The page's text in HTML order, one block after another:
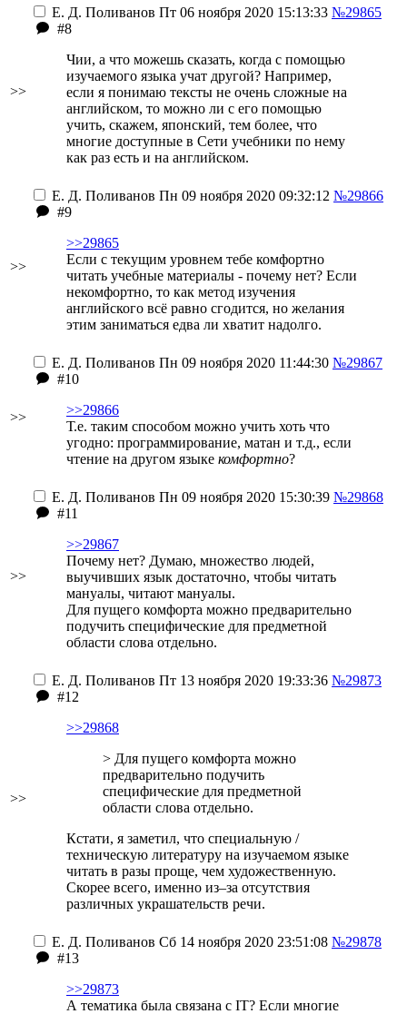
>>
Е. Д. Поливанов Пт 06 ноября 2020 15:13:33 №29865
#8
Чии, а что можешь сказать, когда с помощью
изучаемого языка учат другой? Например,
если я понимаю тексты не очень сложные на
английском, то можно ли с его помощью
учить, скажем, японский, тем более, что
многие доступные в Сети учебники по нему
как раз есть и на английском.
>>
Е. Д. Поливанов Пн 09 ноября 2020 09:32:12 №29866
#9
>>29865
Если с текущим уровнем тебе комфортно
читать учебные материалы - почему нет? Если
некомфортно, то как метод изучения
английского всё равно сгодится, но желания
этим заниматься едва ли хватит надолго.
>>
Е. Д. Поливанов Пн 09 ноября 2020 11:44:30 №29867
#10
>>29866
Т.е. таким способом можно учить хоть что
угодно: программирование, матан и т.д., если
чтение на другом языке комфортно?
>>
Е. Д. Поливанов Пн 09 ноября 2020 15:30:39 №29868
#11
>>29867
Почему нет? Думаю, множество людей,
выучивших язык достаточно, чтобы читать
мануалы, читают мануалы.
Для пущего комфорта можно предварительно
подучить специфические для предметной
области слова отдельно.
>>
Е. Д. Поливанов Пт 13 ноября 2020 19:33:36 №29873
#12
>>29868
> Для пущего комфорта можно
предварительно подучить
специфические для предметной
области слова отдельно.
Кстати, я заметил, что специальную /
техническую литературу на изучаемом языке
читать в разы проще, чем художественную.
Скорее всего, именно из–за отсутствия
различных украшательств речи.
Е. Д. Поливанов Сб 14 ноября 2020 23:51:08 №29878
#13
>>29873
А тематика была связана с IT? Если многие